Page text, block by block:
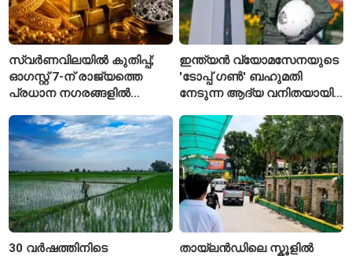
സ്വർണവിലയിൽ കുതിപ്പ്;
ഓഗസ്റ്റ് 7-ന് രാജ്യത്തെ
പ്രധാന നഗരങ്ങളിൽ
ഇന്ത്യൻ വ്യോമസേനയുടെ
'ടോപ്പ് ഗൺ' ബഹുമതി
നേടുന്ന ആദ്യ വനിതയായി
30 വർഷത്തിനിടെ
തായ്‌ലൻഡിലെ സ്കൂളിൽ